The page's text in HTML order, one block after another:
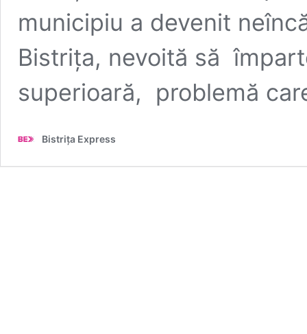
municipiu a devenit
Bistrița, nevoită să
superioară, problemă
Bistrița Express